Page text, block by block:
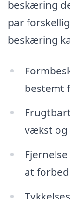
beskæring
par
beskæring
bestemt
vækst
at